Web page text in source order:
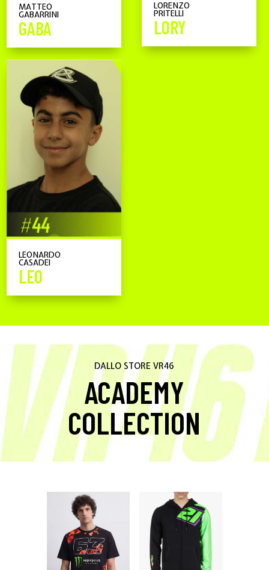
MATTEO
GABARRINI
GABA
LORENZO
PRITELLI
LORY
LEONARDO
CASADEI
LEO
DALLO STORE VR46
ACADEMY
COLLECTION